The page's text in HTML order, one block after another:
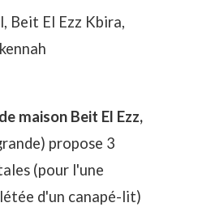
Beit El Ezz Kbira,
maison Beit El Ezz,
propose 3
(pour l'une
d'un canapé-lit)